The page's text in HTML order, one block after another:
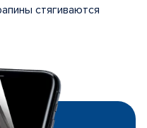
стягиваются